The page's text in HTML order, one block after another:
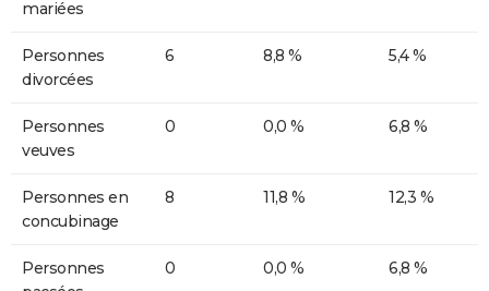
mariées
Personnes
divorcées
6 8,8 % 5,4 %
Personnes
veuves
0 0,0 % 6,8 %
Personnes en
concubinage
8 11,8 % 12,3 %
Personnes
0 0,0 % 6,8 %